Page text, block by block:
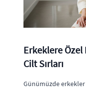
Erkeklere Özel
Cilt Sırları
Günümüzde erkekler